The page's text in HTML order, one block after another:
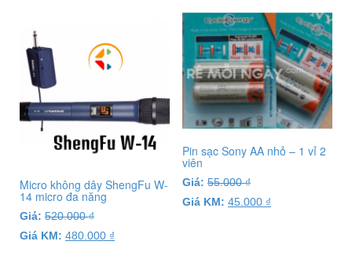
Micro không dây ShengFu W-
14 micro đa năng
Giá: 520.000₫
Giá KM: 480.000 ₫
Pin sạc Sony AA nhỏ – 1 vỉ 2
viên
Giá: 55.000₫
Giá KM: 45.000 ₫